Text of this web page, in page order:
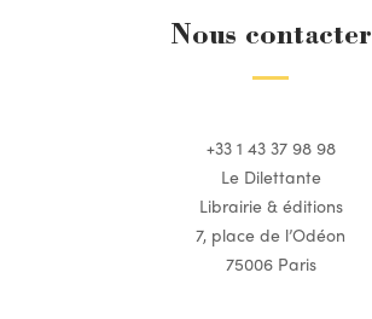
Nous contacter
+33 1 43 37 98 98
Le Dilettante
Librairie & éditions
7, place de l’Odéon
75006 Paris